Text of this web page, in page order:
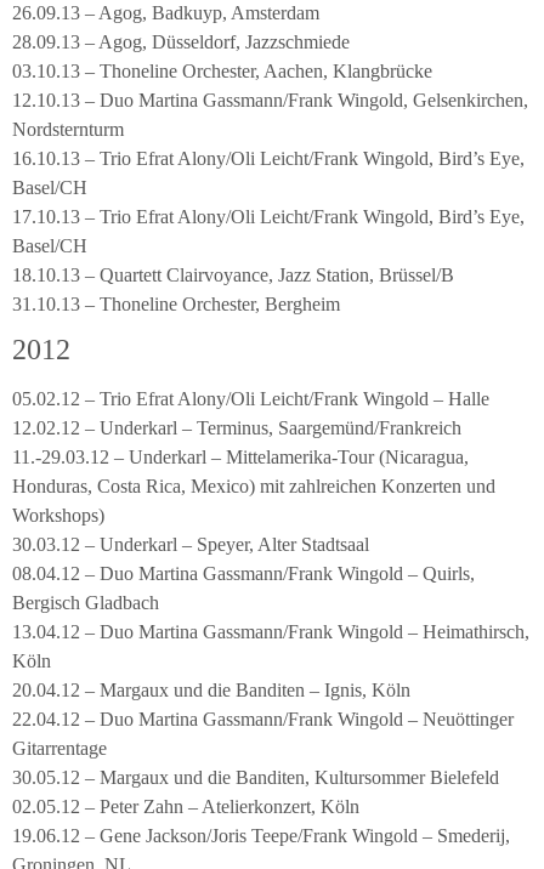
26.09.13 – Agog, Badkuyp, Amsterdam
28.09.13 – Agog, Düsseldorf, Jazzschmiede
03.10.13 – Thoneline Orchester, Aachen, Klangbrücke
12.10.13 – Duo Martina Gassmann/Frank Wingold, Gelsenkirchen,
Nordsternturm
16.10.13 – Trio Efrat Alony/Oli Leicht/Frank Wingold, Bird’s Eye,
Basel/CH
17.10.13 – Trio Efrat Alony/Oli Leicht/Frank Wingold, Bird’s Eye,
Basel/CH
18.10.13 – Quartett Clairvoyance, Jazz Station, Brüssel/B
31.10.13 – Thoneline Orchester, Bergheim
2012
05.02.12 – Trio Efrat Alony/Oli Leicht/Frank Wingold – Halle
12.02.12 – Underkarl – Terminus, Saargemünd/Frankreich
11.-29.03.12 – Underkarl – Mittelamerika-Tour (Nicaragua,
Honduras, Costa Rica, Mexico) mit zahlreichen Konzerten und
Workshops)
30.03.12 – Underkarl – Speyer, Alter Stadtsaal
08.04.12 – Duo Martina Gassmann/Frank Wingold – Quirls,
Bergisch Gladbach
13.04.12 – Duo Martina Gassmann/Frank Wingold – Heimathirsch,
Köln
20.04.12 – Margaux und die Banditen – Ignis, Köln
22.04.12 – Duo Martina Gassmann/Frank Wingold – Neuöttinger
Gitarrentage
30.05.12 – Margaux und die Banditen, Kultursommer Bielefeld
02.05.12 – Peter Zahn – Atelierkonzert, Köln
19.06.12 – Gene Jackson/Joris Teepe/Frank Wingold – Smederij,
Groningen, NL